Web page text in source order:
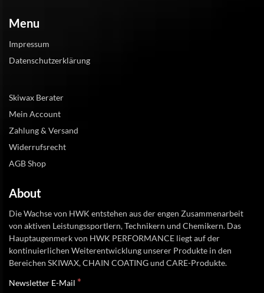
Menu
Impressum
Datenschutzerklärung
Skiwax Berater
Mein Account
Zahlung & Versand
Widerrufsrecht
AGB Shop
About
Die Wachse von HWK entstehen aus der engen Zusammenarbeit
von aktiven Leistungssportlern, Technikern und Chemikern. Das
Hauptaugenmerk von HWK PERFORMANCE liegt auf der
kontinuierlichen Weiterentwicklung unserer Produkte in den
Bereichen SKIWAX, CHAIN COATING und CARE-Produkte.
Newsletter E-Mail *